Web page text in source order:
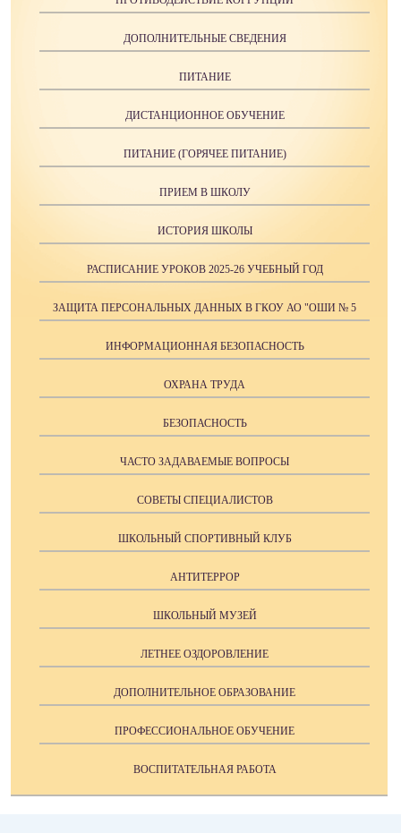
ДОПОЛНИТЕЛЬНЫЕ СВЕДЕНИЯ
ПИТАНИЕ
ДИСТАНЦИОННОЕ ОБУЧЕНИЕ
ПИТАНИЕ (ГОРЯЧЕЕ ПИТАНИЕ)
ПРИЕМ В ШКОЛУ
ИСТОРИЯ ШКОЛЫ
РАСПИСАНИЕ УРОКОВ 2025-26 УЧЕБНЫЙ ГОД
ЗАЩИТА ПЕРСОНАЛЬНЫХ ДАННЫХ В ГКОУ АО "ОШИ № 5
ИНФОРМАЦИОННАЯ БЕЗОПАСНОСТЬ
ОХРАНА ТРУДА
БЕЗОПАСНОСТЬ
ЧАСТО ЗАДАВАЕМЫЕ ВОПРОСЫ
СОВЕТЫ СПЕЦИАЛИСТОВ
ШКОЛЬНЫЙ СПОРТИВНЫЙ КЛУБ
АНТИТЕРРОР
ШКОЛЬНЫЙ МУЗЕЙ
ЛЕТНЕЕ ОЗДОРОВЛЕНИЕ
ДОПОЛНИТЕЛЬНОЕ ОБРАЗОВАНИЕ
ПРОФЕССИОНАЛЬНОЕ ОБУЧЕНИЕ
ВОСПИТАТЕЛЬНАЯ РАБОТА